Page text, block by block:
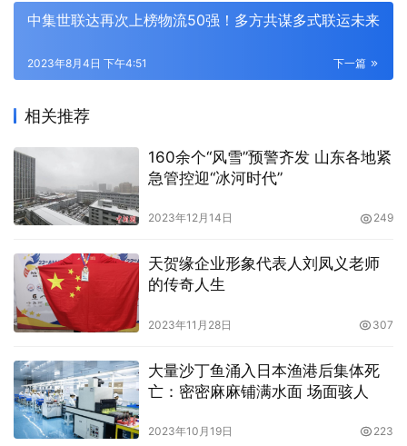
中集世联达再次上榜物流50强！多方共谋多式联运未来
下一篇
2023年8月4日 下午4:51
相关推荐
160余个“风雪”预警齐发 山东各地紧
急管控迎“冰河时代”
2023年12月14日 249
天贺缘企业形象代表人刘凤义老师
的传奇人生
2023年11月28日 307
大量沙丁鱼涌入日本渔港后集体死
亡：密密麻麻铺满水面 场面骇人
2023年10月19日 223